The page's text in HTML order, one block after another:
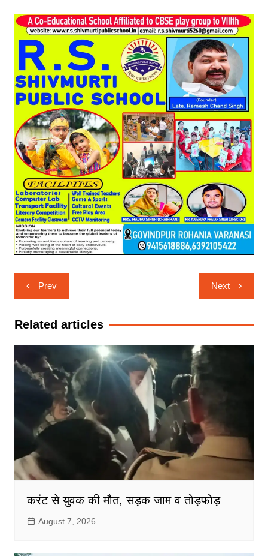
Post
navigation
Prev Next
Related articles
करंट से युवक की मौत, सड़क जाम व तोड़फोड़
August 7, 2026